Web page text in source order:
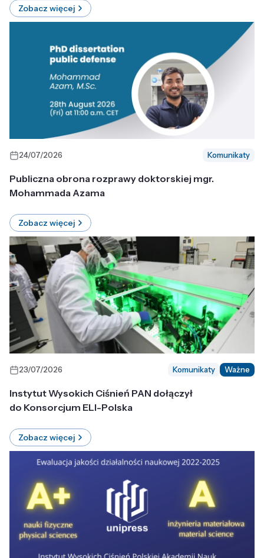
Zobacz więcej
24/07/2026 Komunikaty
Publiczna obrona rozprawy doktorskiej mgr.
Mohammada Azama
Zobacz więcej
23/07/2026 Komunikaty Ważne
Instytut Wysokich Ciśnień PAN dołączył
do Konsorcjum ELI-Polska
Zobacz więcej